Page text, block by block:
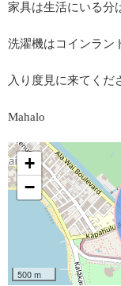
家具は生活にいる分
洗濯機はコインラン
入り度見に来てくだ
Mahalo
+
−
500 m